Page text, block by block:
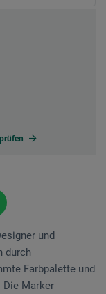
und
durch
Farbpalette und
Die Marker